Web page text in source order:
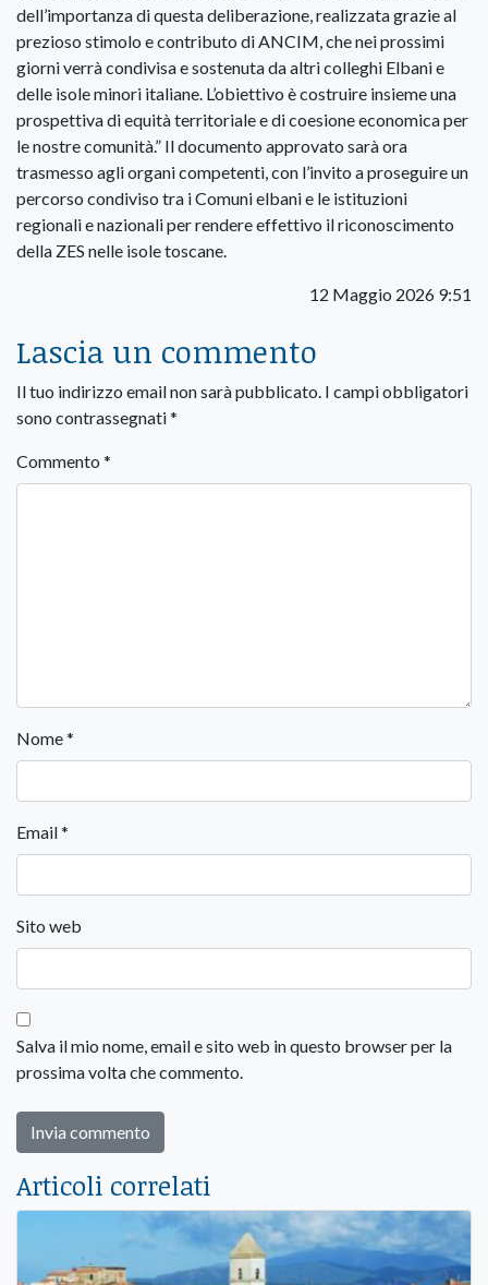
dell’importanza di questa deliberazione, realizzata grazie al
prezioso stimolo e contributo di ANCIM, che nei prossimi
giorni verrà condivisa e sostenuta da altri colleghi Elbani e
delle isole minori italiane. L’obiettivo è costruire insieme una
prospettiva di equità territoriale e di coesione economica per
le nostre comunità.” Il documento approvato sarà ora
trasmesso agli organi competenti, con l’invito a proseguire un
percorso condiviso tra i Comuni elbani e le istituzioni
regionali e nazionali per rendere effettivo il riconoscimento
della ZES nelle isole toscane.
12 Maggio 2026 9:51
Lascia un commento
Il tuo indirizzo email non sarà pubblicato. I campi obbligatori
sono contrassegnati*
Commento *
Nome*
Email*
Sito web
Salva il mio nome, email e sito web in questo browser per la
prossima volta che commento.
Articoli correlati